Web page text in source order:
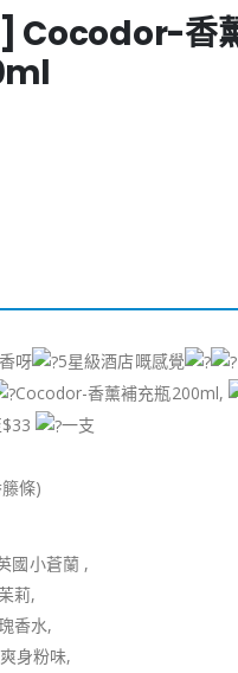
Cocodor-香
呀 5星級酒店嘅感覺
Cocodor-香薰補充瓶200ml,
$33
一支
條)
國小蒼蘭 ,
莉,
香水,
身粉味,